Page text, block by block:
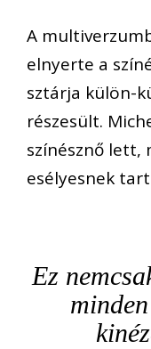
A
elnyerte a
sztárja külön-
részesült.
színésznő lett,
esélyesnek
Ez